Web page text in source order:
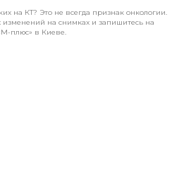
на КТ? Это не всегда признак онкологии.
на снимках и запишитесь на
плюс» в Киеве.